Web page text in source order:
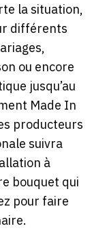
la situation,
différents
ou encore
jusqu’au
Made In
producteurs
suivra
à
bouquet qui
pour faire